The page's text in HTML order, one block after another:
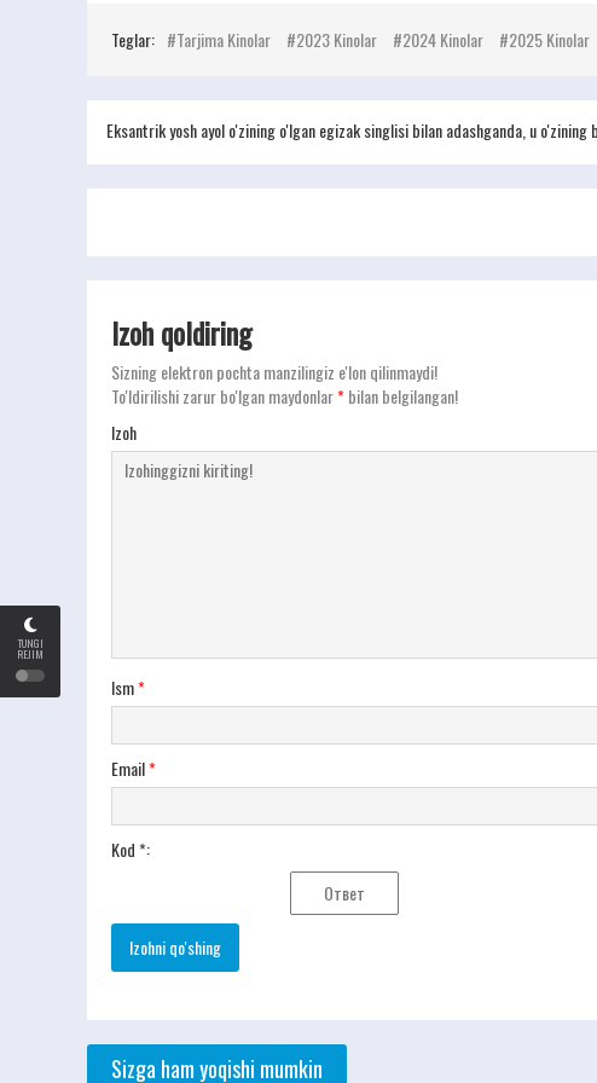
TUNGI
REJIM
Teglar: Tarjima Kinolar 2023 Kinolar 2024 Kinolar 2025 Kinolar
Eksantrik yosh ayol o'zining o'lgan egizak singlisi bilan adashganda, u
Izoh qoldiring
Sizning elektron pochta manzilingiz e'lon qilinmaydi!
To'ldirilishi zarur bo'lgan maydonlar*bilan belgilangan!
Izoh
Ism*
Email*
Kod *:
Sizga ham yoqishi mumkin